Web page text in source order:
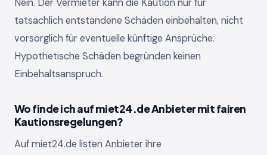
Nein. Der Vermieter kann die Kaution nur für
tatsächlich entstandene Schäden einbehalten, nicht
vorsorglich für eventuelle künftige Ansprüche.
Hypothetische Schäden begründen keinen
Einbehaltsanspruch.
Wo finde ich auf miet24.de Anbieter mit fairen
Kautionsregelungen?
Auf miet24.de listen Anbieter ihre